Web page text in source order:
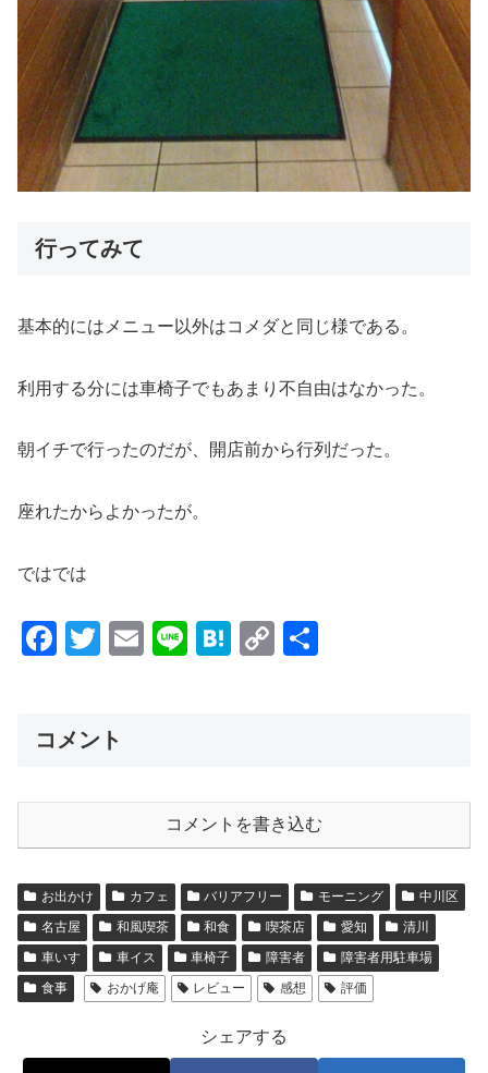
行ってみて
基本的にはメニュー以外はコメダと同じ様である。
利用する分には車椅子でもあまり不自由はなかった。
朝イチで行ったのだが、開店前から行列だった。
座れたからよかったが。
ではでは
F
e
o
o
k
T
er
E
Li
H
C
n
k
コメント
コメントを書き込む
お出かけ カフェ バリアフリー モーニング
中川区
名古屋
和風喫茶 和食 喫茶店 愛知
清川
車いす
車イス 車椅子 障害者
障害者用駐車場
食事
おかげ庵 レビュー 感想 評価
シェアする